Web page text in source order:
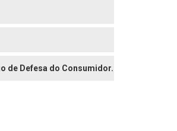
de Defesa do Consumidor.